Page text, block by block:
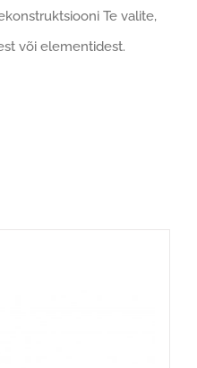
Te valite,
või elementidest.